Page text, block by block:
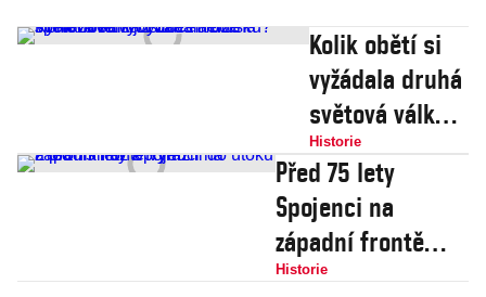
Kolik obětí si
vyžádala druhá
světová válka v
Lucembursku?
Vyhlazovaní již
dnes nelze
spolehlivě
vyčíslit
Historie
Před 75 lety
Spojenci na
západní frontě
vyrazili do útoku a
Historie